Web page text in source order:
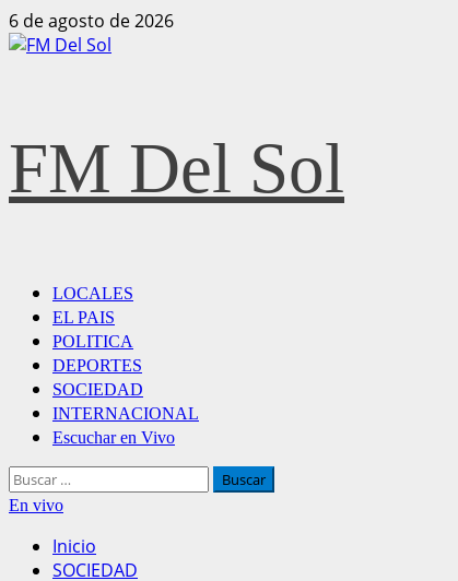
6 de agosto de 2026
FM Del Sol
LOCALES
EL PAIS
POLITICA
DEPORTES
SOCIEDAD
INTERNACIONAL
Escuchar en Vivo
En vivo
Inicio
SOCIEDAD